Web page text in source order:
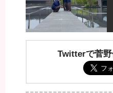
Twitterで菅